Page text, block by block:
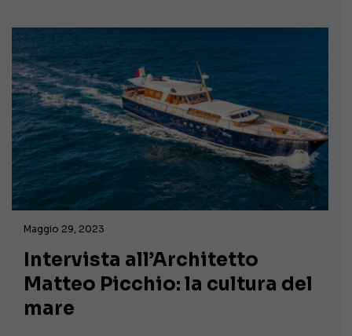
Maggio 29, 2023
Intervista all’Architetto
Matteo Picchio: la cultura del
mare